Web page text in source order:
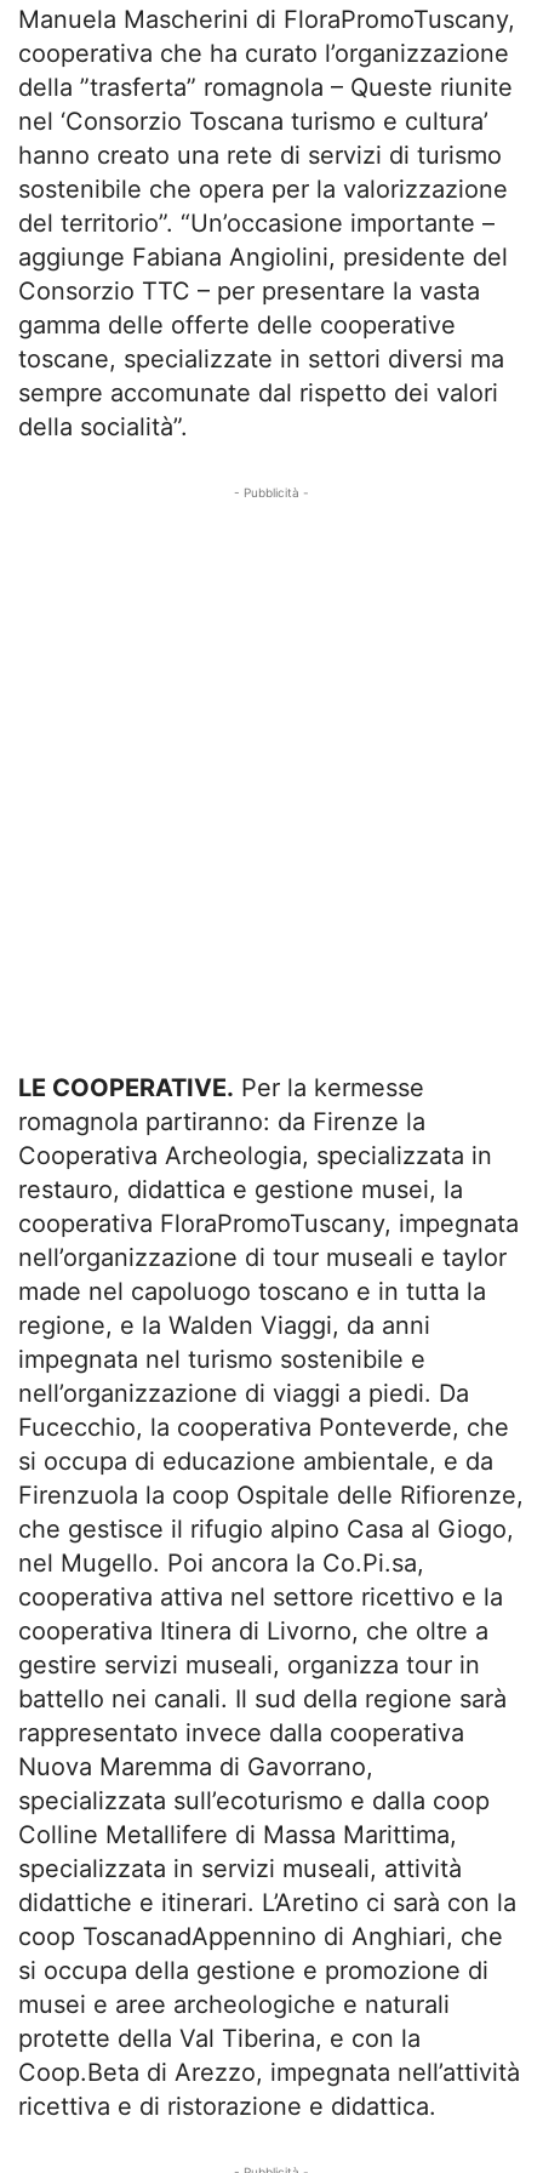
Manuela Mascherini di FloraPromoTuscany,
cooperativa che ha curato l’organizzazione
della ”trasferta” romagnola – Queste riunite
nel ‘Consorzio Toscana turismo e cultura’
hanno creato una rete di servizi di turismo
sostenibile che opera per la valorizzazione
del territorio”. “Un’occasione importante –
aggiunge Fabiana Angiolini, presidente del
Consorzio TTC – per presentare la vasta
gamma delle offerte delle cooperative
toscane, specializzate in settori diversi ma
sempre accomunate dal rispetto dei valori
della socialità”.
- Pubblicità -
LE COOPERATIVE. Per la kermesse
romagnola partiranno: da Firenze la
Cooperativa Archeologia, specializzata in
restauro, didattica e gestione musei, la
cooperativa FloraPromoTuscany, impegnata
nell’organizzazione di tour museali e taylor
made nel capoluogo toscano e in tutta la
regione, e la Walden Viaggi, da anni
impegnata nel turismo sostenibile e
nell’organizzazione di viaggi a piedi. Da
Fucecchio, la cooperativa Ponteverde, che
si occupa di educazione ambientale, e da
Firenzuola la coop Ospitale delle Rifiorenze,
che gestisce il rifugio alpino Casa al Giogo,
nel Mugello. Poi ancora la Co.Pi.sa,
cooperativa attiva nel settore ricettivo e la
cooperativa Itinera di Livorno, che oltre a
gestire servizi museali, organizza tour in
battello nei canali. Il sud della regione sarà
rappresentato invece dalla cooperativa
Nuova Maremma di Gavorrano,
specializzata sull’ecoturismo e dalla coop
Colline Metallifere di Massa Marittima,
specializzata in servizi museali, attività
didattiche e itinerari. L’Aretino ci sarà con la
coop ToscanadAppennino di Anghiari, che
si occupa della gestione e promozione di
musei e aree archeologiche e naturali
protette della Val Tiberina, e con la
Coop.Beta di Arezzo, impegnata nell’attività
ricettiva e di ristorazione e didattica.